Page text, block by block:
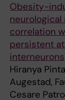
Obesity-
correlation
persistent
interneurons
Hiranya
Augestad,
Cesare